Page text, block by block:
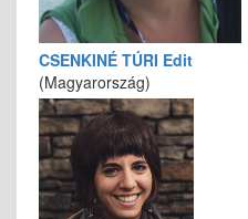
CSENKINÉ TÚRI Edit
(Magyarország)